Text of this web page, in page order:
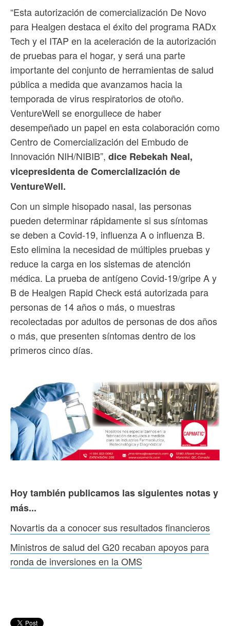
“Esta autorización de comercialización De Novo
para Healgen destaca el éxito del programa RADx
Tech y el ITAP en la aceleración de la autorización
de pruebas para el hogar, y será una parte
importante del conjunto de herramientas de salud
pública a medida que avanzamos hacia la
temporada de virus respiratorios de otoño.
VentureWell se enorgullece de haber
desempeñado un papel en esta colaboración como
Centro de Comercialización del Embudo de
Innovación NIH/NIBIB”, dice Rebekah Neal,
vicepresidenta de Comercialización de
VentureWell.
Con un simple hisopado nasal, las personas
pueden determinar rápidamente si sus síntomas
se deben a Covid-19, influenza A o influenza B.
Esto elimina la necesidad de múltiples pruebas y
reduce la carga en los sistemas de atención
médica. La prueba de antígeno Covid-19/gripe A y
B de Healgen Rapid Check está autorizada para
personas de 14 años o más, o muestras
recolectadas por adultos de personas de dos años
o más, que presenten síntomas dentro de los
primeros cinco días.
Hoy también publicamos las siguientes notas y
más...
Novartis da a conocer sus resultados financieros
Ministros de salud del G20 recaban apoyos para
ronda de inversiones en la OMS